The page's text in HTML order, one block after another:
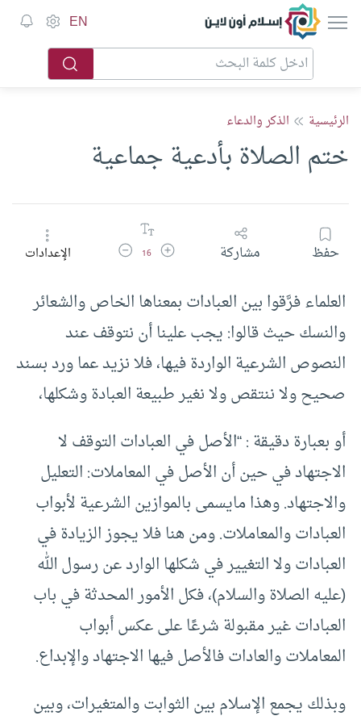
إسلام أون لاين EN
الرئيسية الذكر والدعاء
ختم الصلاة بأدعية جماعية
حفظ مشاركة زيادة حجم الخط
16 تقليل حجم الخطالإعدادات
العلماء فرَّقوا بين العبادات بمعناها الخاص والشعائر
والنسك حيث قالوا: يجب علينا أن نتوقف عند
النصوص الشرعية الواردة فيها، فلا نزيد عما ورد بسند
صحيح ولا ننتقص ولا نغير طبيعة العبادة وشكلها،
أو بعبارة دقيقة : “الأصل في العبادات التوقف لا
الاجتهاد في حين أن الأصل في المعاملات: التعليل
والاجتهاد. وهذا مايسمى بالموازين الشرعية لأبواب
العبادات والمعاملات. ومن هنا فلا يجوز الزيادة في
العبادات ولا التغيير في شكلها الوارد عن رسول الله
(عليه الصلاة والسلام)، فكل الأمور المحدثة في باب
العبادات غير مقبولة شرعًا على عكس أبواب
المعاملات والعادات فالأصل فيها الاجتهاد والإبداع.
وبذلك يجمع الإسلام بين الثوابت والمتغيرات، وبين